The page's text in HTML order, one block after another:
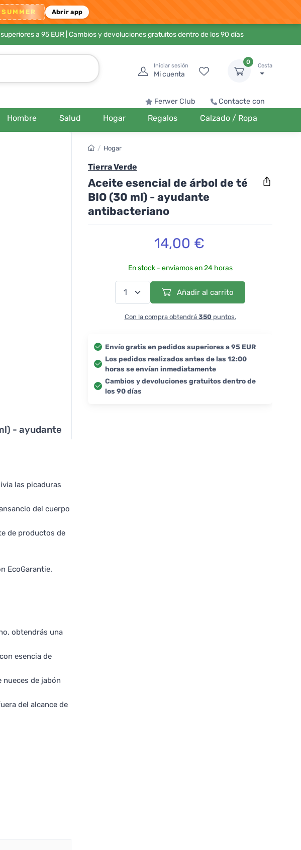
SUMMER Abrir app
a 95 EUR| Cambios y devoluciones gratuitos dentro de los 90 días
Iniciar sesión
Mi cuenta
0
Cesta
Ferwer Club Contacte con
Hombre Salud Hogar Regalos Calzado / Ropa
- ayudante
las picaduras
del cuerpo
de productos de
EcoGarantie.
obtendrás una
esencia de
nueces de jabón
del alcance de
/ Hogar
Tierra Verde
Aceite esencial de árbol de té
BIO (30 ml) - ayudante
antibacteriano
14,00 €
En stock - enviamos en 24 horas
Añadir al carrito
Con la compra obtendrá 350puntos.
Envío gratis en pedidos superiores a 95 EUR
Los pedidos realizados antes de las 12:00
horas se envían inmediatamente
Cambios y devoluciones gratuitos dentro de
los 90 días